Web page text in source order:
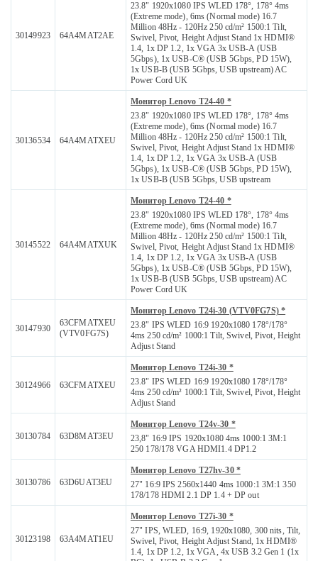
30149923 64A4MAT2AE
23.8" 1920x1080 IPS WLED 178°, 178° 4ms
(Extreme mode), 6ms (Normal mode) 16.7
Million 48Hz - 120Hz 250 cd/m² 1500:1 Tilt,
Swivel, Pivot, Height Adjust Stand 1x HDMI®
1.4, 1x DP 1.2, 1x VGA 3x USB-A (USB
5Gbps), 1x USB-C® (USB 5Gbps, PD 15W),
1x USB-B (USB 5Gbps, USB upstream) AC
Power Cord UK
30136534 64A4MATXEU
Монитор Lenovo T24-40 *
23.8" 1920x1080 IPS WLED 178°, 178° 4ms
(Extreme mode), 6ms (Normal mode) 16.7
Million 48Hz - 120Hz 250 cd/m² 1500:1 Tilt,
Swivel, Pivot, Height Adjust Stand 1x HDMI®
1.4, 1x DP 1.2, 1x VGA 3x USB-A (USB
5Gbps), 1x USB-C® (USB 5Gbps, PD 15W),
1x USB-B (USB 5Gbps, USB upstream
30145522 64A4MATXUK
Монитор Lenovo T24-40 *
23.8" 1920x1080 IPS WLED 178°, 178° 4ms
(Extreme mode), 6ms (Normal mode) 16.7
Million 48Hz - 120Hz 250 cd/m² 1500:1 Tilt,
Swivel, Pivot, Height Adjust Stand 1x HDMI®
1.4, 1x DP 1.2, 1x VGA 3x USB-A (USB
5Gbps), 1x USB-C® (USB 5Gbps, PD 15W),
1x USB-B (USB 5Gbps, USB upstream) AC
Power Cord UK
30147930
63CFMATXEU
(VTV0FG7S)
Монитор Lenovo T24i-30 (VTV0FG7S) *
23.8" IPS WLED 16:9 1920x1080 178°/178°
4ms 250 cd/m² 1000:1 Tilt, Swivel, Pivot, Height
Adjust Stand
30124966 63CFMATXEU
Монитор Lenovo T24i-30 *
23.8" IPS WLED 16:9 1920x1080 178°/178°
4ms 250 cd/m² 1000:1 Tilt, Swivel, Pivot, Height
Adjust Stand
30130784 63D8MAT3EU
Монитор Lenovo T24v-30 *
23,8" 16:9 IPS 1920x1080 4ms 1000:1 3M:1
250 178/178 VGA HDMI1.4 DP1.2
30130786 63D6UAT3EU
Монитор Lenovo T27hv-30 *
27" 16:9 IPS 2560x1440 4ms 1000:1 3M:1 350
178/178 HDMI 2.1 DP 1.4 + DP out
30123198 63A4MAT1EU
Монитор Lenovo T27i-30 *
27" IPS, WLED, 16:9, 1920x1080, 300 nits, Tilt,
Swivel, Pivot, Height Adjust Stand, 1x HDMI®
1.4, 1x DP 1.2, 1x VGA, 4x USB 3.2 Gen 1 (1x